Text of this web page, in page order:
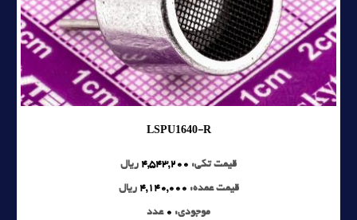
LSPU1640-R
قیمت تکی: 4,543,200 ریال
قیمت عمده: 4,140,000 ریال
موجودی: 0 عدد